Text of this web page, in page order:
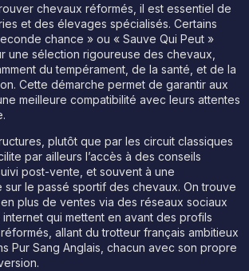
chevaux réformés, il est essentiel de
et des élevages spécialisés. Certains
chance » ou « Sauve Qui Peut »
une sélection rigoureuse des chevaux,
du tempérament, de la santé, et de la
Cette démarche permet de garantir aux
meilleure compatibilité avec leurs attentes
plutôt que par les circuit classiques
par ailleurs l’accès à des conseils
post-vente, et souvent à une
sur le passé sportif des chevaux. On trouve
plus de ventes via des réseaux sociaux
qui mettent en avant des profils
allant du trotteur français ambitieux
Pur Sang Anglais, chacun avec son propre